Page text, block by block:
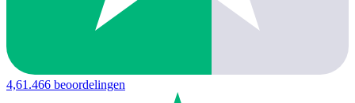
4,61.466 beoordelingen